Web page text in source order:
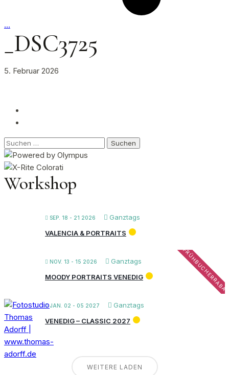
…
_DSC3725
5. Februar 2026
Suchen
nach:
Workshop
SEP. 18 - 21 2026
Ganztags
VALENCIA & PORTRAITS
NOV. 13 - 15 2026 Ganztags
MOODY PORTRAITS VENEDIG
JAN. 02 - 05 2027
Ganztags
VENEDIG – CLASSIC 2027
WEITERE LADEN